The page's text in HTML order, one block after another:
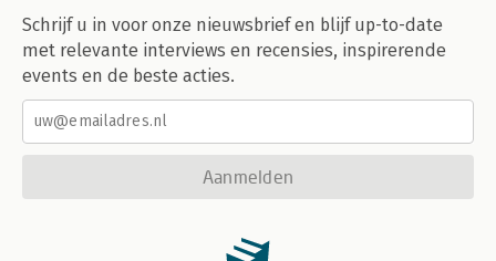
Schrijf u in voor onze nieuwsbrief en blijf up-to-date
met relevante interviews en recensies, inspirerende
events en de beste acties.
Aanmelden